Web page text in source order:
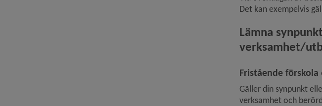
Det kan exempelvis
Lämna
verksamhet/
Fristående förskola
Gäller din synpunkt
verksamhet och